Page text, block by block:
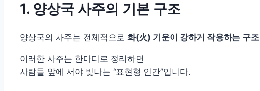
1. 양상국 사주의 기본 구조
양상국의 사주는 전체적으로 화(火) 기운이 강하게 작용하는 구조
이러한 사주는 한마디로 정리하면
사람들 앞에 서야 빛나는 “표현형 인간”입니다.